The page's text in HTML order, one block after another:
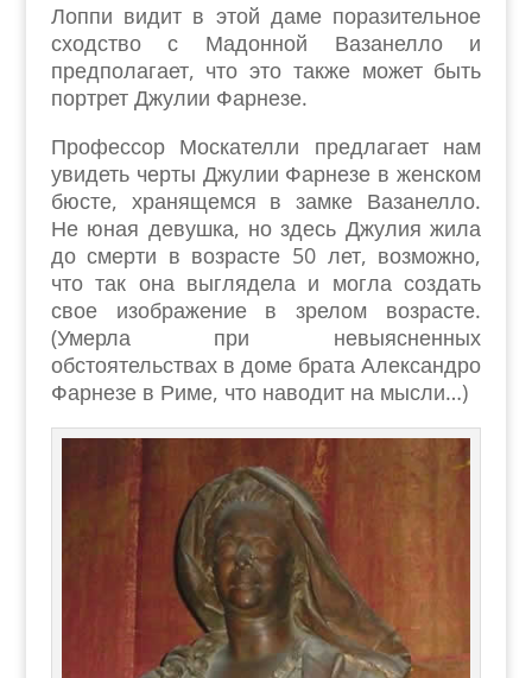
Лоппи видит в этой даме поразительное
сходство с Мадонной Вазанелло и
предполагает, что это также может быть
портрет Джулии Фарнезе.
Профессор Москателли предлагает нам
увидеть черты Джулии Фарнезе в женском
бюсте, хранящемся в замке Вазанелло.
Не юная девушка, но здесь Джулия жила
до смерти в возрасте 50 лет, возможно,
что так она выглядела и могла создать
свое изображение в зрелом возрасте.
(Умерла при невыясненных
обстоятельствах в доме брата Александро
Фарнезе в Риме, что наводит на мысли…)